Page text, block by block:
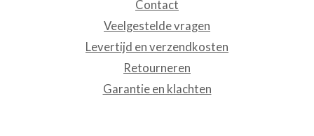
Contact
Veelgestelde vragen
Levertijd en verzendkosten
Retourneren
Garantie en klachten